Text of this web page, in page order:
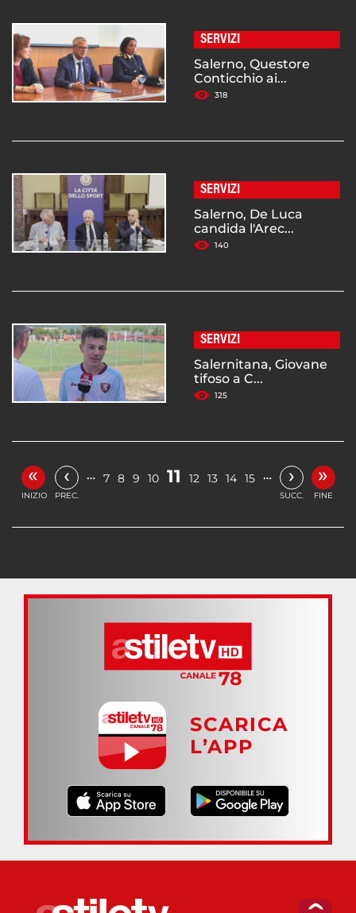
SERVIZI
Salerno, Questore
Conticchio ai...
318
SERVIZI
Salerno, De Luca
candida l'Arec...
140
SERVIZI
Salernitana, Giovane
tifoso a C...
125
«
INIZIO
‹
PREC.
… 7 8 9 10 11 12 13 14 15 … ›
SUCC.
»
FINE
SCARICA
L’APP